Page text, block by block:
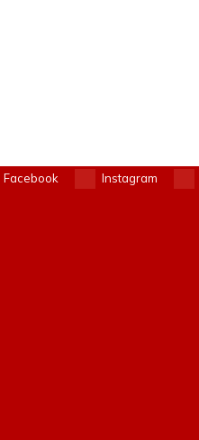
Facebook Instagram